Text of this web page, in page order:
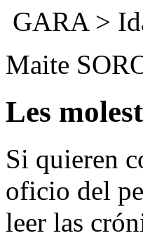
GARA>
Maite
Les
Si quieren
oficio del
leer las